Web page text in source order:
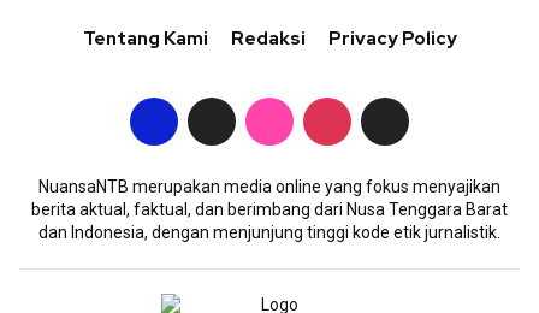
Tentang Kami Redaksi Privacy Policy
NuansaNTB merupakan media online yang fokus menyajikan
berita aktual, faktual, dan berimbang dari Nusa Tenggara Barat
dan Indonesia, dengan menjunjung tinggi kode etik jurnalistik.